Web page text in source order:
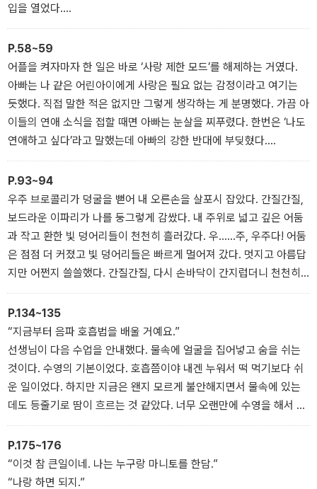
입을 열었다.
“어떻게 꺼냈을까?”
그렇군. ‘누가’를 찾기 전에 다른 질문부터 해 보자는 거다. 무엇을? 가
방을. 어디서? 화단에서. 도대체 어떻게? 저 아찔한 화단에 들어갔다
니, 진짜 간도 큰 5학년이다. 선생님에게 들키면 혼자 혼나고 마는 게
아니라 고학년 전체의 출입이 금지될 수도 있다. 그럼 우리 4학년들
만 또 억울해지는 거다……. 어? 뭘 놓친 기분이 들었다. 차근차근 생
각해 보자. 무엇을, 어디서, 어떻게……. 언제! 내 생각은 순식간에 ‘언
P.58~59
어플을 켜자마자 한 일은 바로 ‘사랑 제한 모드’를 해제하는 거였다.
아빠는 나 같은 어린아이에게 사랑은 필요 없는 감정이라고 여기는
듯했다. 직접 말한 적은 없지만 그렇게 생각하는 게 분명했다. 가끔 아
이들의 연애 소식을 접할 때면 아빠는 눈살을 찌푸렸다. 한번은 ‘나도
연애하고 싶다’라고 말했는데 아빠의 강한 반대에 부딪혔다.
“크면 다 할 수 있는데 뭘 벌써부터 하려고?”
그러고는 사랑 제한 모드를 켜 놓은 거다. 다른 건 다 참을 수 있는데
그것만은 참고 싶지 않았다. 더욱이 하진이가 탈옥을 하고 사랑 모드
를 제대로 즐기는 걸 본 이상, 결코 가만있을 수 없다. 툭하면 남친 자
랑을 하는 하진이에게 나도 제대로 보여 주고 싶었다. _「4학년이 되
면」
P.93~94
우주 브로콜리가 덩굴을 뻗어 내 오른손을 살포시 잡았다. 간질간질,
보드라운 이파리가 나를 둥그렇게 감쌌다. 내 주위로 넓고 깊은 어둠
과 작고 환한 빛 덩어리들이 천천히 흘러갔다. 우……주, 우주다! 어둠
은 점점 더 커졌고 빛 덩어리들은 빠르게 멀어져 갔다. 멋지고 아름답
지만 어쩐지 쓸쓸했다. 간질간질, 다시 손바닥이 간지럽더니 천천히
우주가 사라졌다. 나는 거실 바닥에 앉아 우주 브로콜리를 마주 보고
있었다.
“세상에, 진짜 우주에 있는 것 같았어! 뭘 어떻게 한 거야?” _「우주 브
로콜리는 지구를 정복하지 않아」
P.134~135
“지금부터 음파 호흡법을 배울 거예요.”
선생님이 다음 수업을 안내했다. 물속에 얼굴을 집어넣고 숨을 쉬는
것이다. 수영의 기본이었다. 호흡쯤이야 내겐 누워서 떡 먹기보다 쉬
운 일이었다. 하지만 지금은 왠지 모르게 불안해지면서 물속에 있는
데도 등줄기로 땀이 흐르는 것 같았다. 너무 오랜만에 수영을 해서 그
런가? 나는 물안경을 고쳐 쓰고 숨을 최대한 들이마셨다. 이제 음파를
하면 된다. 그런데…….
‘켁!’
얼굴을 물에 넣자마자 고개를 들었다. 저절로 기침이 쏟아졌다. 이럴
P.175~176
“이것 참 큰일이네. 나는 누구랑 마니토를 한담.”
“나랑 하면 되지.”